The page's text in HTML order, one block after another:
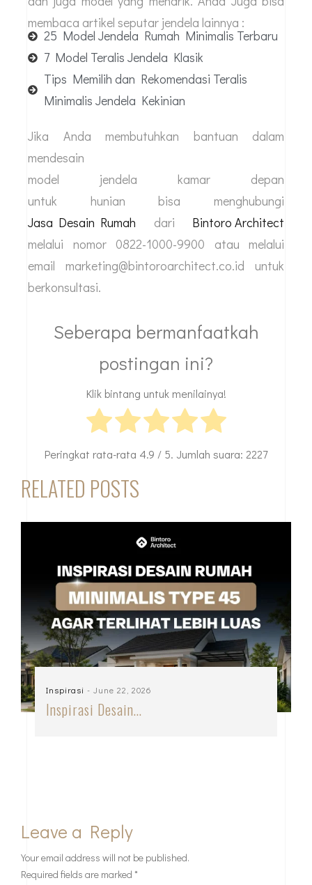
membaca artikel seputar jendela lainnya :
25 Model Jendela Rumah Minimalis Terbaru
7 Model Teralis Jendela Klasik
Tips Memilih dan Rekomendasi Teralis
Minimalis Jendela Kekinian
Jika Anda membutuhkan bantuan dalam
mendesain
model jendela kamar depan
untuk hunian bisa menghubungi
Jasa Desain Rumah dari Bintoro Architect
melalui nomor 0822-1000-9900 atau melalui
email marketing@bintoroarchitect.co.id untuk
berkonsultasi.
Seberapa bermanfaatkah
postingan ini?
Klik bintang untuk menilainya!
Peringkat rata-rata 4.9 / 5. Jumlah suara: 2227
RELATED POSTS
Inspirasi - June 22, 2026
Inspirasi Desain…
Leave a Reply
Your email address will not be published.
Required fields are marked *